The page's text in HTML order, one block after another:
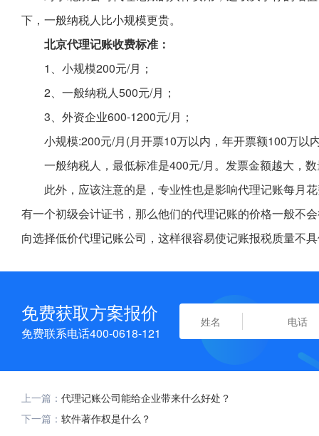
下，一般纳税人比小规模更贵。
北京代理记账收费标准：
1、小规模200元/月；
2、一般纳税人500元/月；
3、外资企业600-1200元/月；
小规模:200元/月(月开票10万以内，年开票额100万以
一般纳税人，最低标准是400元/月。发票金额越大，
此外，应该注意的是，专业性也是影响代理记账每月
有一个初级会计证书，那么他们的代理记账的价格一般不
向选择低价代理记账公司，这样很容易使记账报税质量不
免费获取方案报价
免费联系电话400-0618-121
上一篇： 代理记账公司能给企业带来什么好处？
下一篇： 软件著作权是什么？